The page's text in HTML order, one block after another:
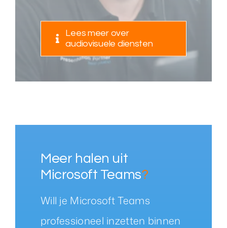
Lees meer over
audiovisuele diensten
Meer halen uit
Microsoft Teams?
Will je Microsoft Teams
professioneel inzetten binnen